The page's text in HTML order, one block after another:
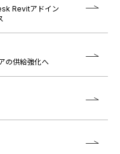
Revitアドイン
の供給強化へ